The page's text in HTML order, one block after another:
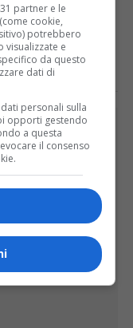
partner e le
cookie,
potrebbero
visualizzate e
da questo
dati di
personali sulla
opporti gestendo
a questa
il consenso